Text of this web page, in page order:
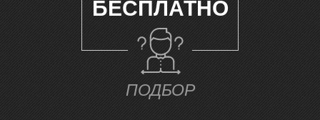
БЕСПЛАТНО
ПОДБОР